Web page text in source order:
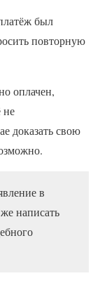
был
повторную
оплачен,
не
доказать свою
в
написать